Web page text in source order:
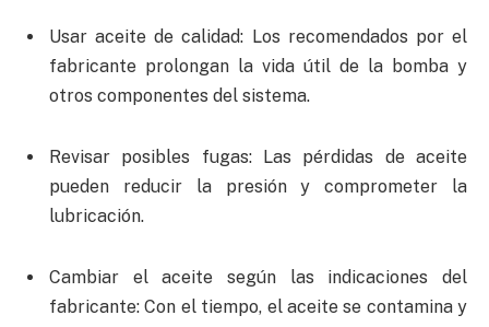
Usar aceite de calidad: Los recomendados por el
fabricante prolongan la vida útil de la bomba y
otros componentes del sistema.
Revisar posibles fugas: Las pérdidas de aceite
pueden reducir la presión y comprometer la
lubricación.
Cambiar el aceite según las indicaciones del
fabricante: Con el tiempo, el aceite se contamina y